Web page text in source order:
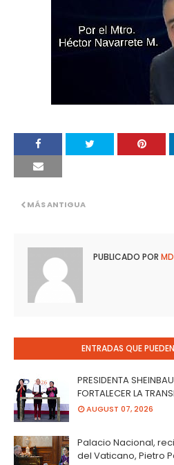
MÁS ANTIGUA
PUBLICADO POR
ENTRADAS QUE
PRESIDENTA
FORTALECER LA
AUGUST 07, 2026
Palacio Nacional,
del Vaticano, Pietro